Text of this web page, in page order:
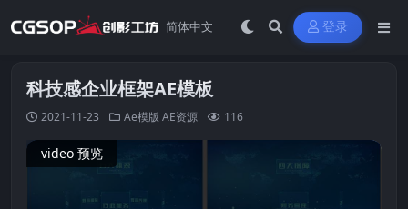
登录
科技感企业框架AE模板
2021-11-23 Ae模版 AE资源 116
video 预览